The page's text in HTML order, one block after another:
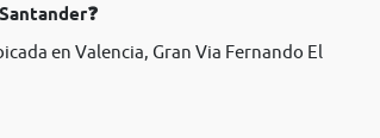
en Valencia, Gran Via Fernando El